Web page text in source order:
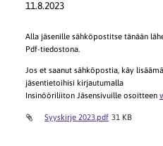
11.8.2023
Alla jäsenille sähköpostitse tänään
Pdf-tiedostona.
Jos et saanut sähköpostia, käy
jäsentietoihisi kirjautumalla
Insinööriliiton Jäsensivuille osoitteen
Syyskirje 2023.pdf 31 KB